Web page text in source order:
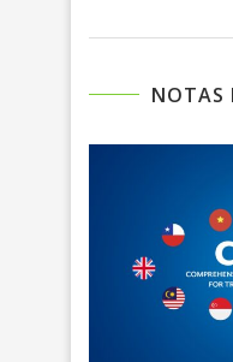
NOTAS